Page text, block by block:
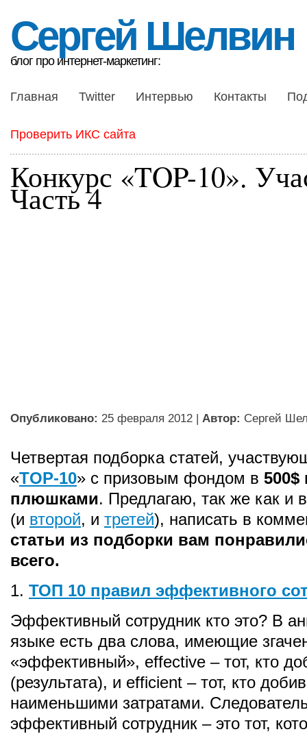
Сергей Шелвин
блог про интернет-маркетинг:
Главная Twitter Интервью Контакты
Проверить ИКС сайта
Конкурс «TOP-10».
Часть 4
Опубликовано: 25 февраля 2012 | Автор: Сергей
Четвертая подборка статей,
«TOP-10» с призовым фондом в
плюшками. Предлагаю, так же как и
(и второй, и третей), написать в
статьи из подборки вам
всего.
1. ТОП 10 правил эффективного
Эффективный сотрудник кто это? В
языке есть два слова, имеющие
«эффективный», effective – тот, кто
(результата), и efficient – тот, кто
наименьшими затратами.
эффективный сотрудник – это тот,